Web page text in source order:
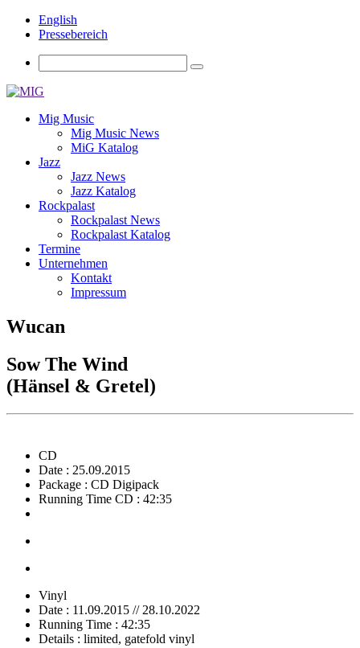
English
Pressebereich
Mig Music
Mig Music News
MiG Katalog
Jazz
Jazz News
Jazz Katalog
Rockpalast
Rockpalast News
Rockpalast Katalog
Termine
Unternehmen
Kontakt
Impressum
Wucan
Sow The Wind
(Hänsel & Gretel)
CD
Date : 25.09.2015
Package : CD Digipack
Running Time CD : 42:35
Vinyl
Date : 11.09.2015 // 28.10.2022
Running Time : 42:35
Details : limited, gatefold vinyl